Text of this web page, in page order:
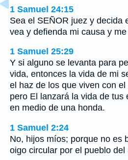
1 Samuel 24:15
Sea el SEÑOR juez y decida
vea y defienda mi causa y
1 Samuel 25:29
Y si alguno se levanta para
vida, entonces la vida de mi
el haz de los que viven con
pero El lanzará la vida de tus
en medio de una honda.
1 Samuel 2:24
No, hijos míos; porque no es
oigo circular por el pueblo del